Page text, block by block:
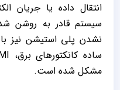
انتقال داده یا جریان
سیستم قادر به روشن
نشدن پلی استیشن نیز
مشکل شده است.